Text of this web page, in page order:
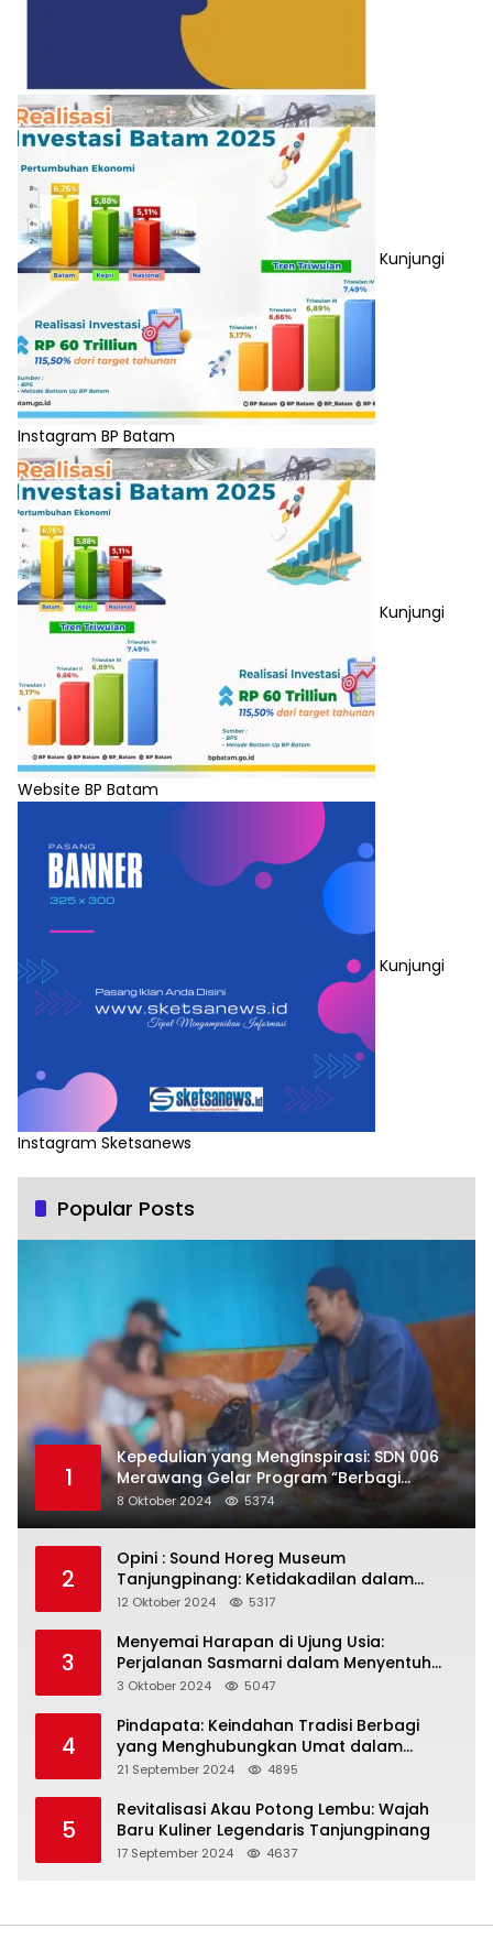
Kunjungi
Instagram BP Batam
Kunjungi
Website BP Batam
Kunjungi
Instagram Sketsanews
Popular Posts
1
Kepedulian yang Menginspirasi: SDN 006
Merawang Gelar Program “Berbagi
Segenggam Beras”
8 Oktober 2024 5374
2
Opini : Sound Horeg Museum
Tanjungpinang: Ketidakadilan dalam
Representasi
12 Oktober 2024 5317
3
Menyemai Harapan di Ujung Usia:
Perjalanan Sasmarni dalam Menyentuh
Hati dan Jiwa
3 Oktober 2024 5047
4
Pindapata: Keindahan Tradisi Berbagi
yang Menghubungkan Umat dalam
Spiritualitas dan Kebersamaan dalam
21 September 2024 4895
5
Revitalisasi Akau Potong Lembu: Wajah
Baru Kuliner Legendaris Tanjungpinang
17 September 2024 4637